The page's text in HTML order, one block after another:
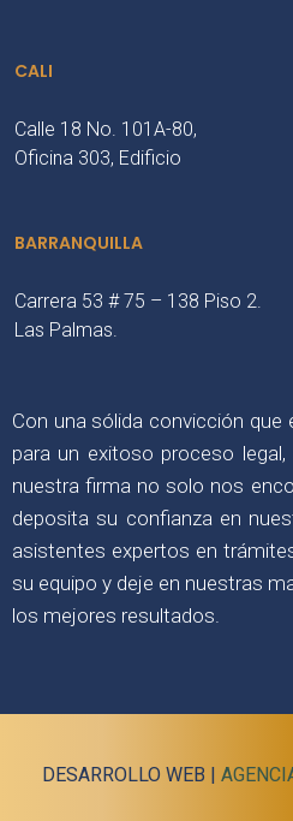
CALI
Calle 18 No. 101A-80,
Oficina 303, Edificio
BARRANQUILLA
Carrera 53 # 75 – 138 Piso 2.
Las Palmas.
Con una sólida convicción que
para un exitoso proceso
nuestra firma no solo nos
deposita su confianza en
asistentes expertos en
su equipo y deje en nuestras
los mejores resultados.
DESARROLLO WEB |